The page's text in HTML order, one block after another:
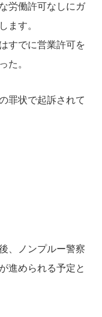
労働許可なしにガ
ます。
すでに営業許可を
た。
罪状で起訴されて
、ノンプルー警察
進められる予定と